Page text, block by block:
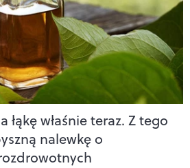
łąkę właśnie teraz. Z tego
nalewkę o